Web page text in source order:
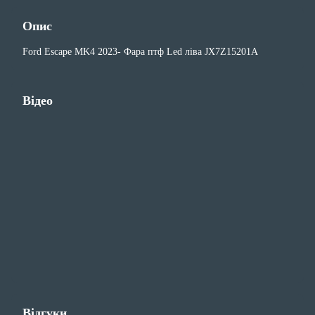
Опис
Ford Escape MK4 2023- Фара птф Led ліва JX7Z15201A
Відео